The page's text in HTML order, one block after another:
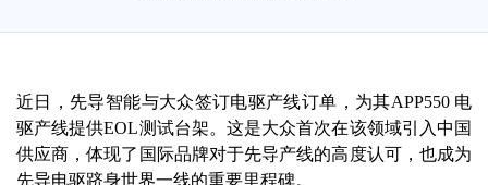
近日，先导智能与大众签订电驱产线订单，为其APP550 电
驱产线提供EOL测试台架。这是大众首次在该领域引入中国
供应商，体现了国际品牌对于先导产线的高度认可，也成为
先导电驱跻身世界一线的重要里程碑。